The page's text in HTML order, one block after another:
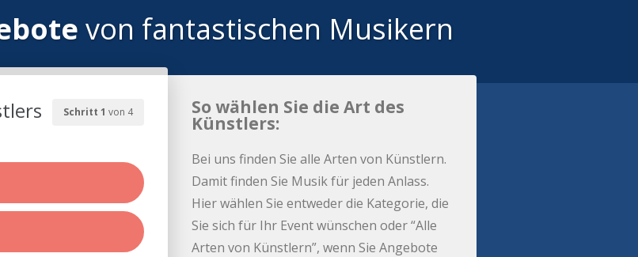
von fantastischen Musikern
Schritt 1 von 4 So wählen Sie die Art des
Künstlers:
Bei uns finden Sie alle Arten von Künstlern.
Damit finden Sie Musik für jeden Anlass.
Hier wählen Sie entweder die Kategorie, die
Sie sich für Ihr Event wünschen oder “Alle
Arten von Künstlern”, wenn Sie Angebote